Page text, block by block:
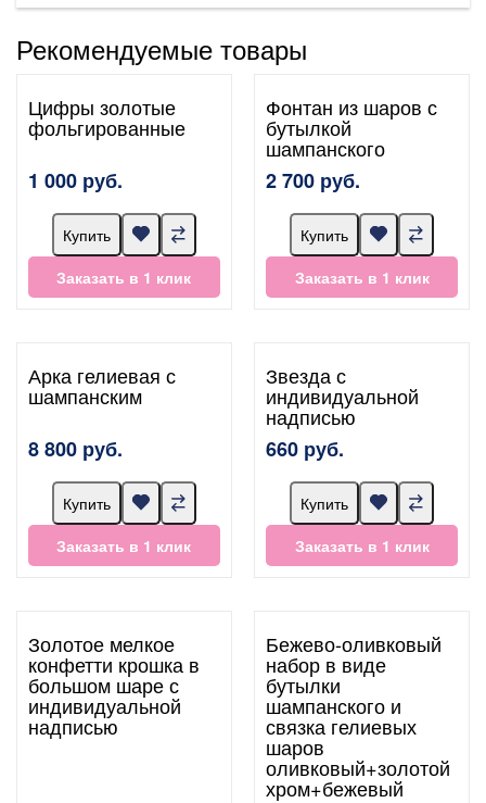
Рекомендуемые товары
Цифры золотые
фольгированные
1 000 руб.
Купить
Заказать в 1 клик
Фонтан из шаров с
бутылкой
шампанского
2 700 руб.
Купить
Заказать в 1 клик
Арка гелиевая с
шампанским
8 800 руб.
Купить
Заказать в 1 клик
Звезда с
индивидуальной
надписью
660 руб.
Купить
Заказать в 1 клик
Золотое мелкое
конфетти крошка в
большом шаре с
индивидуальной
надписью
Бежево-оливковый
набор в виде
бутылки
шампанского и
связка гелиевых
шаров
оливковый+золотой
хром+бежевый